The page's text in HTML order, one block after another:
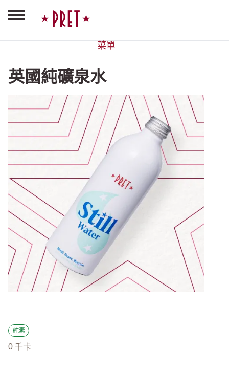
菜單
英國純礦泉水
純素
0 千卡